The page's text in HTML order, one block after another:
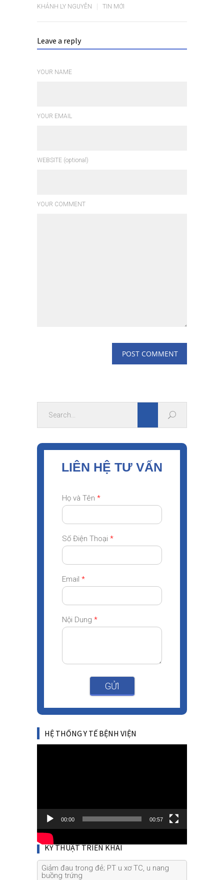
KHÁNH LY NGUYỄN TIN MỚI
Leave a reply
YOUR NAME
YOUR EMAIL
WEBSITE (optional)
YOUR COMMENT
LIÊN HỆ TƯ VẤN
Họ và Tên *
Số Điện Thoại *
Email *
Nội Dung *
GỬI
HỆ THỐNG Y TẾ BỆNH VIỆN
00:00 00:57
KỸ THUẬT TRIỂN KHAI
Giảm đau trong đẻ; PT u xơ TC, u nang
buồng trứng